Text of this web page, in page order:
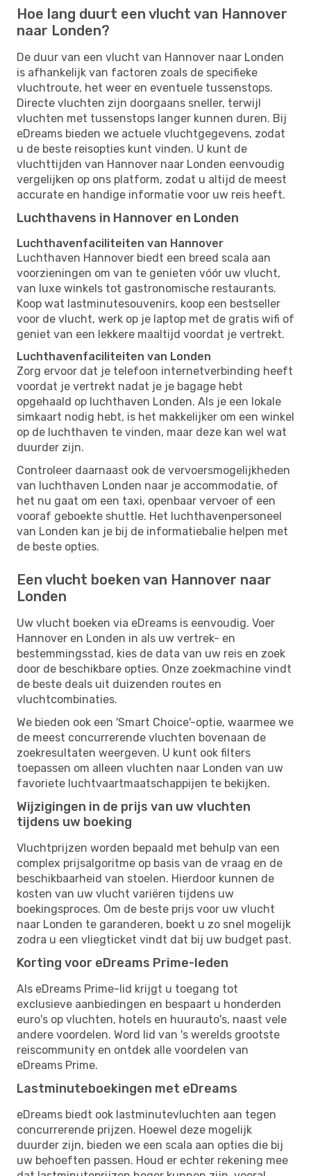
Hoe lang duurt een vlucht van Hannover
naar Londen?
De duur van een vlucht van Hannover naar Londen
is afhankelijk van factoren zoals de specifieke
vluchtroute, het weer en eventuele tussenstops.
Directe vluchten zijn doorgaans sneller, terwijl
vluchten met tussenstops langer kunnen duren. Bij
eDreams bieden we actuele vluchtgegevens, zodat
u de beste reisopties kunt vinden. U kunt de
vluchttijden van Hannover naar Londen eenvoudig
vergelijken op ons platform, zodat u altijd de meest
accurate en handige informatie voor uw reis heeft.
Luchthavens in Hannover en Londen
Luchthavenfaciliteiten van Hannover
Luchthaven Hannover biedt een breed scala aan
voorzieningen om van te genieten vóór uw vlucht,
van luxe winkels tot gastronomische restaurants.
Koop wat lastminutesouvenirs, koop een bestseller
voor de vlucht, werk op je laptop met de gratis wifi of
geniet van een lekkere maaltijd voordat je vertrekt.
Luchthavenfaciliteiten van Londen
Zorg ervoor dat je telefoon internetverbinding heeft
voordat je vertrekt nadat je je bagage hebt
opgehaald op luchthaven Londen. Als je een lokale
simkaart nodig hebt, is het makkelijker om een ​​winkel
op de luchthaven te vinden, maar deze kan wel wat
duurder zijn.
Controleer daarnaast ook de vervoersmogelijkheden
van luchthaven Londen naar je accommodatie, of
het nu gaat om een ​​taxi, openbaar vervoer of een
vooraf geboekte shuttle. Het luchthavenpersoneel
van Londen kan je bij de informatiebalie helpen met
de beste opties.
Een vlucht boeken van Hannover naar
Londen
Uw vlucht boeken via eDreams is eenvoudig. Voer
Hannover en Londen in als uw vertrek- en
bestemmingsstad, kies de data van uw reis en zoek
door de beschikbare opties. Onze zoekmachine vindt
de beste deals uit duizenden routes en
vluchtcombinaties.
We bieden ook een 'Smart Choice'-optie, waarmee we
de meest concurrerende vluchten bovenaan de
zoekresultaten weergeven. U kunt ook filters
toepassen om alleen vluchten naar Londen van uw
favoriete luchtvaartmaatschappijen te bekijken.
Wijzigingen in de prijs van uw vluchten
tijdens uw boeking
Vluchtprijzen worden bepaald met behulp van een
complex prijsalgoritme op basis van de vraag en de
beschikbaarheid van stoelen. Hierdoor kunnen de
kosten van uw vlucht variëren tijdens uw
boekingsproces. Om de beste prijs voor uw vlucht
naar Londen te garanderen, boekt u zo snel mogelijk
zodra u een vliegticket vindt dat bij uw budget past.
Korting voor eDreams Prime-leden
Als eDreams Prime-lid krijgt u toegang tot
exclusieve aanbiedingen en bespaart u honderden
euro's op vluchten, hotels en huurauto's, naast vele
andere voordelen. Word lid van 's werelds grootste
reiscommunity en ontdek alle voordelen van
eDreams Prime.
Lastminuteboekingen met eDreams
eDreams biedt ook lastminutevluchten aan tegen
concurrerende prijzen. Hoewel deze mogelijk
duurder zijn, bieden we een scala aan opties die bij
uw behoeften passen. Houd er echter rekening mee